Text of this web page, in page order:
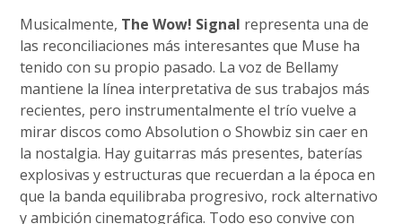
Musicalmente, The Wow! Signal representa una de
las reconciliaciones más interesantes que Muse ha
tenido con su propio pasado. La voz de Bellamy
mantiene la línea interpretativa de sus trabajos más
recientes, pero instrumentalmente el trío vuelve a
mirar discos como Absolution o Showbiz sin caer en
la nostalgia. Hay guitarras más presentes, baterías
explosivas y estructuras que recuerdan a la época en
que la banda equilibraba progresivo, rock alternativo
y ambición cinematográfica. Todo eso convive con